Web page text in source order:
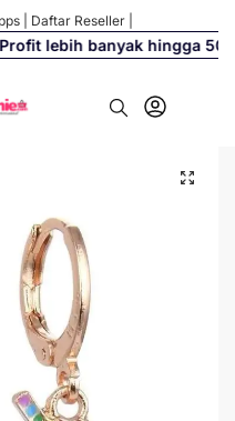
Daftar Reseller
lebih banyak hingga 500%